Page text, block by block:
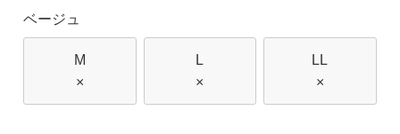
ベージュ
M
×
L
×
LL
×